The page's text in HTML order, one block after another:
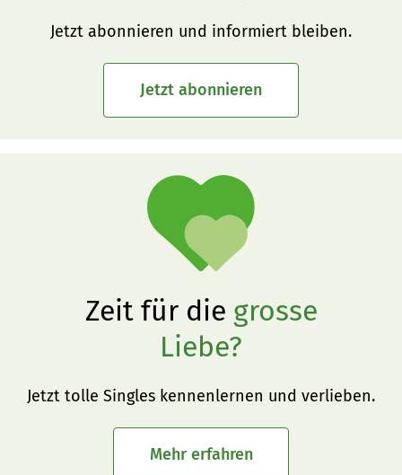
Jetzt abonnieren und informiert bleiben.
Jetzt abonnieren
Zeit für die grosse
Liebe?
Jetzt tolle Singles kennenlernen und verlieben.
Mehr erfahren